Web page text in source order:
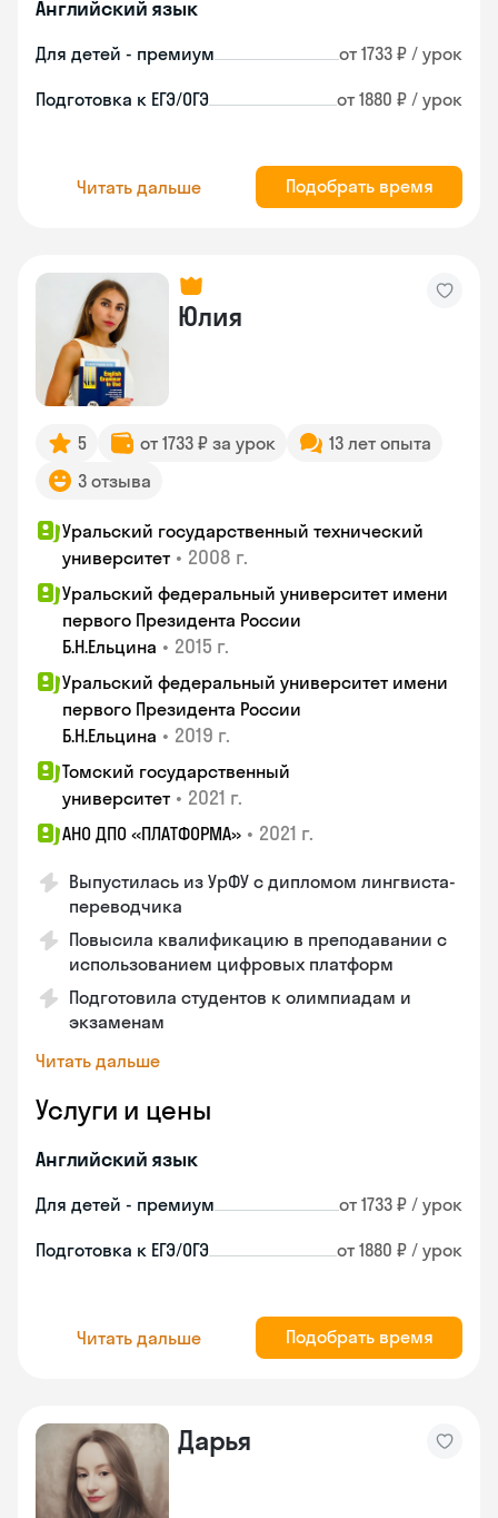
Английский язык
Для детей - премиум от 1733 ₽ / урок
Подготовка к ЕГЭ/ОГЭ от 1880 ₽ / урок
Читать дальше Подобрать время
Юлия
5 от 1733 ₽ за урок
13 лет опыта
3 отзыва
Уральский государственный технический
университет • 2008 г.
Уральский федеральный университет имени
первого Президента России
Б.Н.Ельцина • 2015 г.
Уральский федеральный университет имени
первого Президента России
Б.Н.Ельцина • 2019 г.
Томский государственный
университет • 2021 г.
АНО ДПО «ПЛАТФОРМА» • 2021 г.
Выпустилась из УрФУ с дипломом лингвиста-
переводчика
Повысила квалификацию в преподавании с
использованием цифровых платформ
Подготовила студентов к олимпиадам и
экзаменам
Читать дальше
Услуги и цены
Английский язык
Для детей - премиум от 1733 ₽ / урок
Подготовка к ЕГЭ/ОГЭ от 1880 ₽ / урок
Читать дальше Подобрать время
Дарья